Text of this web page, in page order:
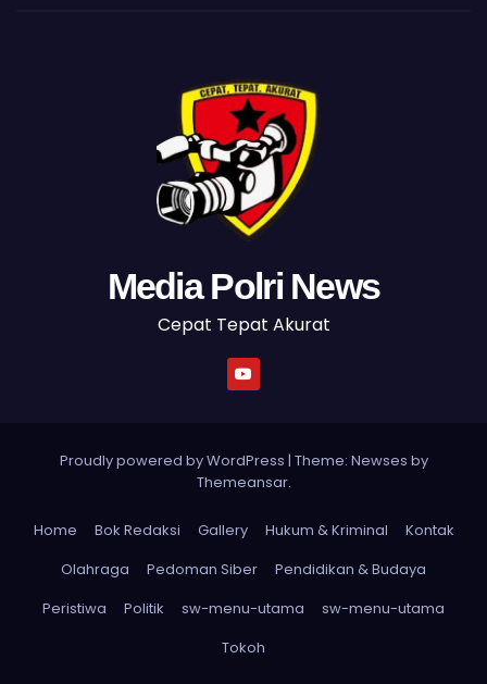
Media Polri News
Cepat Tepat Akurat
Proudly powered by WordPress | Theme: Newses by
Themeansar.
Home Bok Redaksi Gallery Hukum & Kriminal
Kontak
Olahraga
Pedoman Siber
Pendidikan & Budaya
Peristiwa
Politik sw-menu-utama
sw-menu-utama
Tokoh